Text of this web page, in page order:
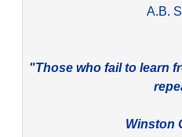
A.B.
"Those who fail to learn
Winston